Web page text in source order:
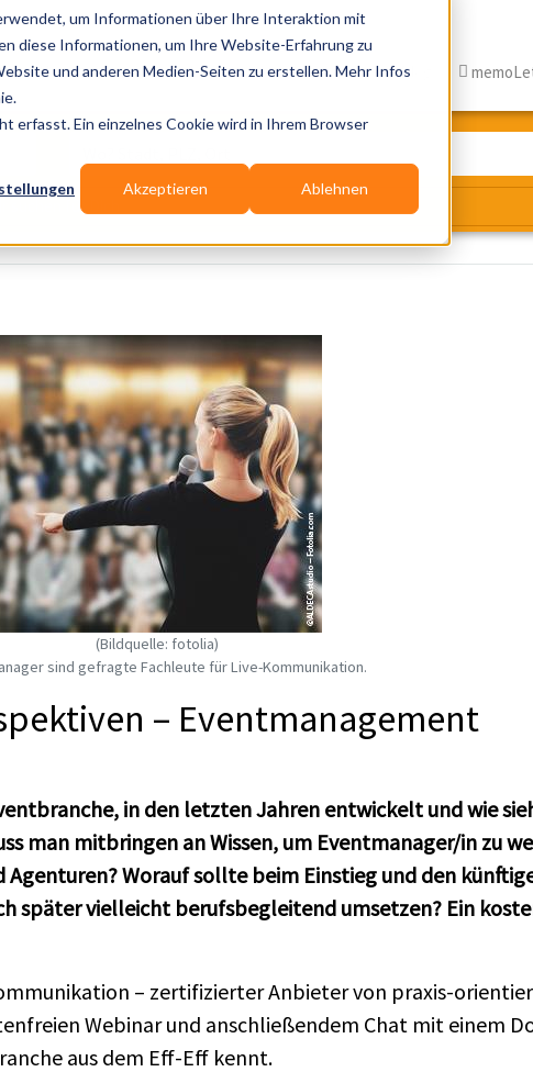
um Informationen über Ihre Interaktion mit
diese Informationen, um Ihre Website-Erfahrung zu
und anderen Medien-Seiten zu erstellen. Mehr Infos
erfasst. Ein einzelnes Cookie wird in Ihrem Browser
Akzeptieren Ablehnen
(Bildquelle: fotolia)
sind gefragte Fachleute für Live-Kommunikation.
– Eventmanagement
in den letzten Jahren entwickelt und wie
man mitbringen an Wissen, um Eventmanager/in zu
Worauf sollte beim Einstieg und den
später vielleicht berufsbegleitend umsetzen? Ein
– zertifizierter Anbieter von praxis-
Webinar und anschließendem Chat mit einem
aus dem Eff-Eff kennt.
Publikationen Branchen-Infos Services Blog
suchen für Dich